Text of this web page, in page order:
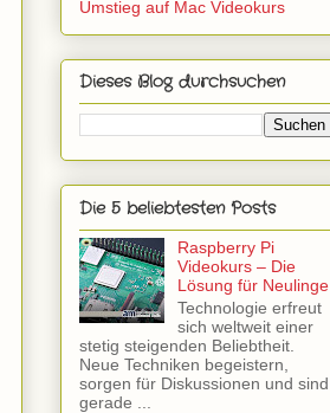
Umstieg auf Mac Videokurs
Dieses Blog durchsuchen
Die 5 beliebtesten Posts
Raspberry Pi
Videokurs – Die
Lösung für Neulinge
Technologie erfreut
sich weltweit einer
stetig steigenden Beliebtheit.
Neue Techniken begeistern,
sorgen für Diskussionen und sind
gerade ...